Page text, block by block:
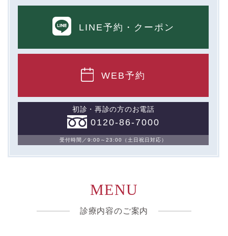
LINE予約 ・クーポン
WEB予約
初診・再診の方のお電話
0120-86-7000
受付時間／9:00～23:00（土日祝日対応）
MENU
診療内容のご案内